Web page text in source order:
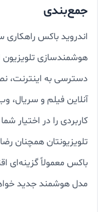
جمع‌بندی
اندروید باکس راهکاری
هوشمندسازی تلویزیون
دسترسی به اینترنت،
آنلاین فیلم و سریال،
کاربردی را در اختیار
تلویزیونتان همچنان
باکس معمولاً گزینه‌ای
مدل هوشمند جدید